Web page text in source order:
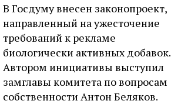
В Госдуму внесен законопроект,
направленный на ужесточение
требований к рекламе
биологически активных добавок.
Автором инициативы выступил
замглавы комитета по вопросам
собственности Антон Беляков.